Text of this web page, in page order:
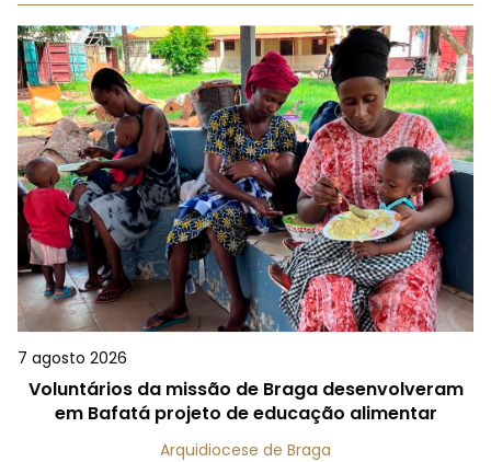
7 agosto 2026
Voluntários da missão de Braga desenvolveram
em Bafatá projeto de educação alimentar
Arquidiocese de Braga